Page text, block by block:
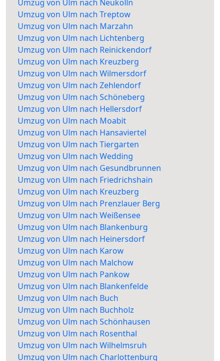
Umzug von Ulm nach Neukölln
Umzug von Ulm nach Treptow
Umzug von Ulm nach Marzahn
Umzug von Ulm nach Lichtenberg
Umzug von Ulm nach Reinickendorf
Umzug von Ulm nach Kreuzberg
Umzug von Ulm nach Wilmersdorf
Umzug von Ulm nach Zehlendorf
Umzug von Ulm nach Schöneberg
Umzug von Ulm nach Hellersdorf
Umzug von Ulm nach Moabit
Umzug von Ulm nach Hansaviertel
Umzug von Ulm nach Tiergarten
Umzug von Ulm nach Wedding
Umzug von Ulm nach Gesundbrunnen
Umzug von Ulm nach Friedrichshain
Umzug von Ulm nach Kreuzberg
Umzug von Ulm nach Prenzlauer Berg
Umzug von Ulm nach Weißensee
Umzug von Ulm nach Blankenburg
Umzug von Ulm nach Heinersdorf
Umzug von Ulm nach Karow
Umzug von Ulm nach Malchow
Umzug von Ulm nach Pankow
Umzug von Ulm nach Blankenfelde
Umzug von Ulm nach Buch
Umzug von Ulm nach Buchholz
Umzug von Ulm nach Schönhausen
Umzug von Ulm nach Rosenthal
Umzug von Ulm nach Wilhelmsruh
Umzug von Ulm nach Charlottenburg